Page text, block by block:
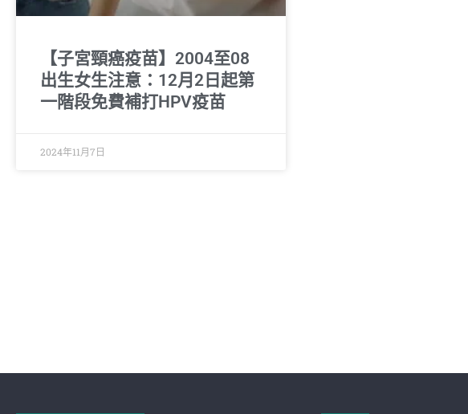
【子宮頸癌疫苗】2004至08
出生女生注意：12月2日起第
一階段免費補打HPV疫苗
2024年11月7日